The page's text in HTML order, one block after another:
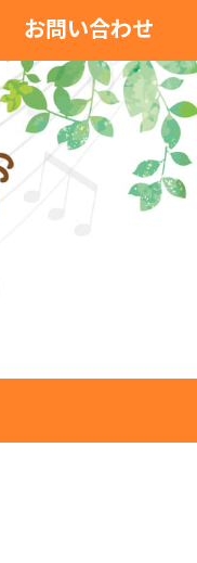
お問い合わせ